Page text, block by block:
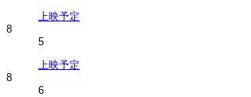
上映予定
8
5
上映予定
8
6